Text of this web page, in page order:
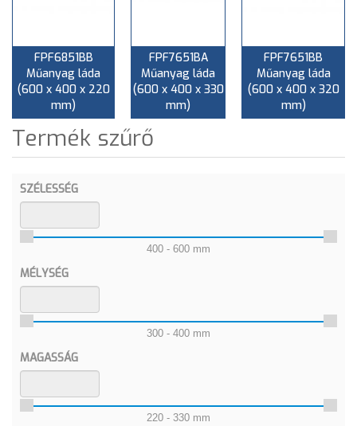
FPF6851BB
Műanyag láda
(600 x 400 x 220
mm)
FPF7651BA
Műanyag láda
(600 x 400 x 330
mm)
FPF7651BB
Műanyag láda
(600 x 400 x 320
mm)
Termék szűrő
SZÉLESSÉG
400 - 600 mm
MÉLYSÉG
300 - 400 mm
MAGASSÁG
220 - 330 mm